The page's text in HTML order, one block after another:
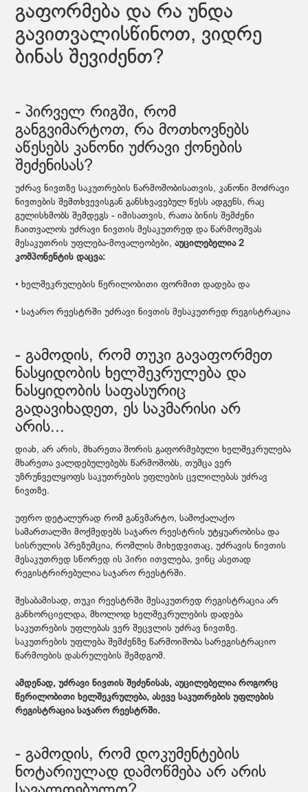
გაფორმება და რა უნდა
გავითვალისწინოთ, ვიდრე
ბინას შევიძენთ?
- პირველ რიგში, რომ
განგვიმარტოთ, რა მოთხოვნებს
აწესებს კანონი უძრავი ქონების
შეძენისას?
უძრავ ნივთზე საკუთრების წარმოშობისათვის, კანონი მოძრავი
ნივთების შემთხვევისგან განსხვავებულ წესს ადგენს, რაც
გულისხმობს შემდეგს - იმისათვის, რათა ბინის შემძენი
ჩაითვალოს უძრავი ნივთის მესაკუთრედ და წარმოეშვას
მესაკუთრის უფლება-მოვალეობები,აუცილებელია 2
კომპონენტის დაცვა:
• ხელშეკრულების წერილობითი ფორმით დადება და
• საჯარო რეესტრში უძრავი ნივთის მესაკუთრედ რეგისტრაცია
- გამოდის, რომ თუკი გავაფორმეთ
ნასყიდობის ხელშეკრულება და
ნასყიდობის საფასურიც
გადავიხადეთ, ეს საკმარისი არ
არის...
დიახ, არ არის, მხარეთა შორის გაფორმებული ხელშეკრულება
მხარეთა ვალდებულებებს წარმოშობს, თუმცა ვერ
უზრუნველყოფს საკუთრების უფლების ცვლილებას უძრავ
ნივთზე.
უფრო დეტალურად რომ განვმარტო, სამოქალაქო
სამართალში მოქმედებს საჯარო რეესტრის უტყუარობისა და
სისრულის პრეზუმცია, რომლის მიხედვითაც, უძრავის ნივთის
მესაკუთრედ სწორედ ის პირი ითვლება, ვინც ასეთად
რეგისტრირებულია საჯარო რეესტრში.
შესაბამისად, თუკი რეესტრში მესაკუთრედ რეგისტრაცია არ
განხორციელდა, მხოლოდ ხელშეკრულების დადება
საკუთრების უფლებას ვერ შეცვლის უძრავ ნივთზე.
საკუთრების უფლება შემძენზე წარმოიშობა სარეგისტრაციო
წარმოების დასრულების შემდგომ.
ამდენად, უძრავი ნივთის შეძენისას, აუცილებელია როგორც
წერილობითი ხელშეკრულება, ასევე საკუთრების უფლების
რეგისტრაცია საჯარო რეესტრში.
- გამოდის, რომ დოკუმენტების
ნოტარიულად დამოწმება არ არის